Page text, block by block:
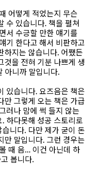
어떻게 적었는지 무슨
수 있습니다. 책을 펼쳐
서 수긍할 만한 얘기를
기 한다고 해서 비판하고
하지는 않습니다. 어쨌든
것을 전혀 기분 나쁘게 생
아니까 말입니다.
있습니다. 요즈음은 책은
만 그렇게 오는 책은 가급
러나 맘에 썩 들지 않는
하다못해 성공 스토리로
니다. 다만 제가 굳이 돈
만 말입니다. 그런 경우는
때 음... 이건 아닌데 하
봅니다.